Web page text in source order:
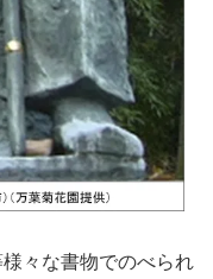
様々な書物でのべられ